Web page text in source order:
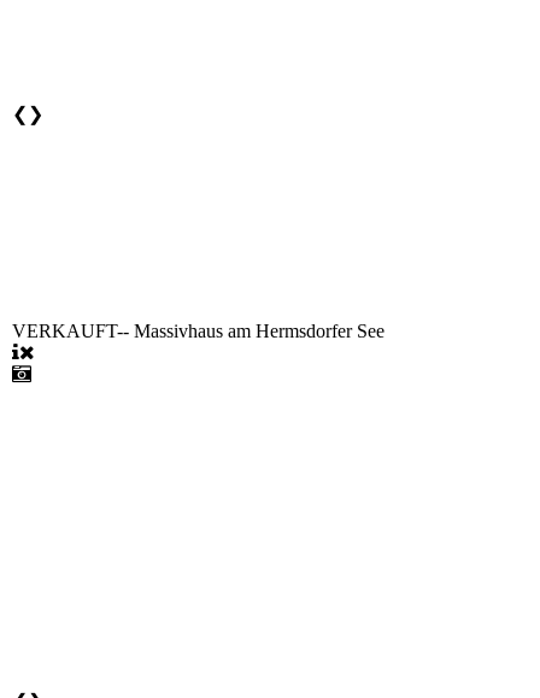
❮ ❯
VERKAUFT-- Massivhaus am Hermsdorfer See